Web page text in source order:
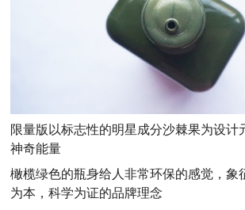
限量版以标志性的明星成分沙棘果为设计
神奇能量
橄榄绿色的瓶身给人非常环保的感觉，象
为本，科学为证的品牌理念